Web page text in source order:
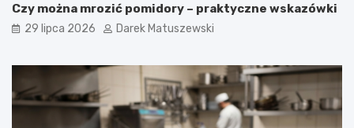
Czy można mrozić pomidory – praktyczne wskazówki
29 lipca 2026 Darek Matuszewski